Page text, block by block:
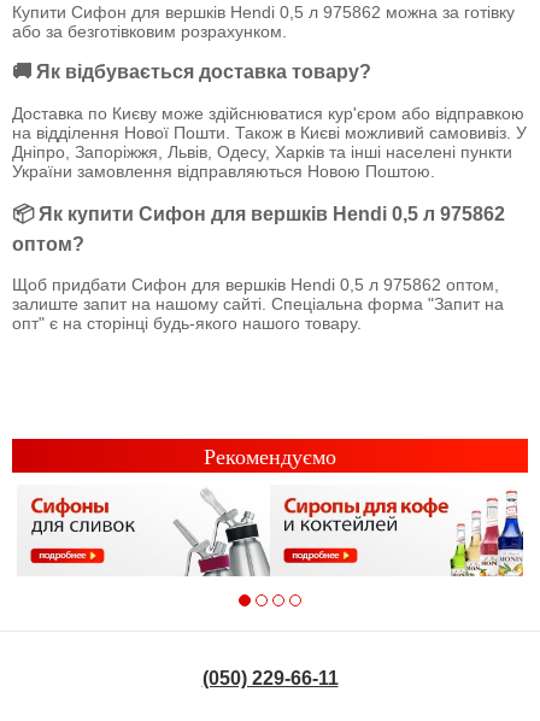
Купити Сифон для вершків Hendi 0,5 л 975862 можна за готівку
або за безготівковим розрахунком.
🚚 Як відбувається доставка товару?
Доставка по Києву може здійснюватися кур'єром або відправкою
на відділення Нової Пошти. Також в Києві можливий самовивіз. У
Дніпро, Запоріжжя, Львів, Одесу, Харків та інші населені пункти
України замовлення відправляються Новою Поштою.
📦 Як купити Сифон для вершків Hendi 0,5 л 975862
оптом?
Щоб придбати Сифон для вершків Hendi 0,5 л 975862 оптом,
залиште запит на нашому сайті. Спеціальна форма "Запит на
опт" є на сторінці будь-якого нашого товару.
Рекомендуємо
(050) 229-66-11